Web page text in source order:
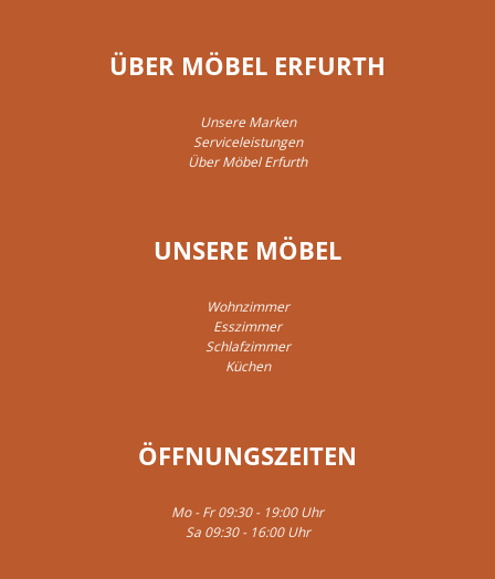
ÜBER MÖBEL ERFURTH
Unsere Marken
Serviceleistungen
Über Möbel Erfurth
UNSERE MÖBEL
Wohnzimmer
Esszimmer
Schlafzimmer
Küchen
ÖFFNUNGSZEITEN
Mo - Fr 09:30 - 19:00 Uhr
Sa 09:30 - 16:00 Uhr